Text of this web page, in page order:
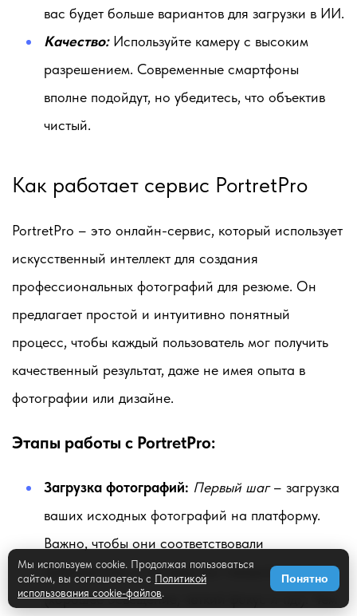
вас будет больше вариантов для загрузки в ИИ.
Качество:Используйте камеру с высоким
разрешением. Современные смартфоны
вполне подойдут, но убедитесь, что объектив
чистый.
Как работает сервис PortretPro
PortretPro – это онлайн-сервис, который использует
искусственный интеллект для создания
профессиональных фотографий для резюме. Он
предлагает простой и интуитивно понятный
процесс, чтобы каждый пользователь мог получить
качественный результат, даже не имея опыта в
фотографии или дизайне.
Этапы работы с PortretPro:
Загрузка фотографий: Первый шаг– загрузка
ваших исходных фотографий на платформу.
Важно, чтобы они соответствовали
требованиям, о которых мы говорили ранее
(хорошее освещение, четкий фокус и т.д.). Чем
Мы используем cookie. Продолжая пользоваться
сайтом, вы соглашаетесь с Политикой
использования cookie-файлов.
Понятно